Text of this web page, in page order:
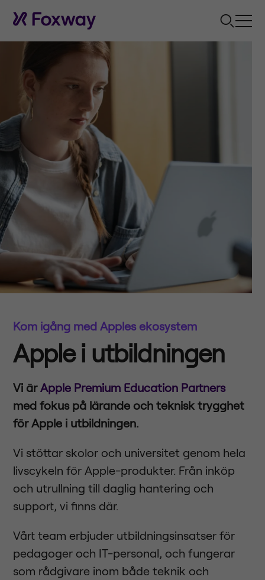
Kom igång med Apples ekosystem
Apple i utbildningen
Vi ärApple Premium Education Partners
med fokus på lärande och teknisk trygghet
för Apple i utbildningen.
Vi stöttar skolor och universitet genom hela
livscykeln för Apple-produkter. Från inköp
och utrullning till daglig hantering och
support, vi finns där.
Vårt team erbjuder utbildningsinsatser för
pedagoger och IT-personal, och fungerar
som rådgivare inom både teknik och